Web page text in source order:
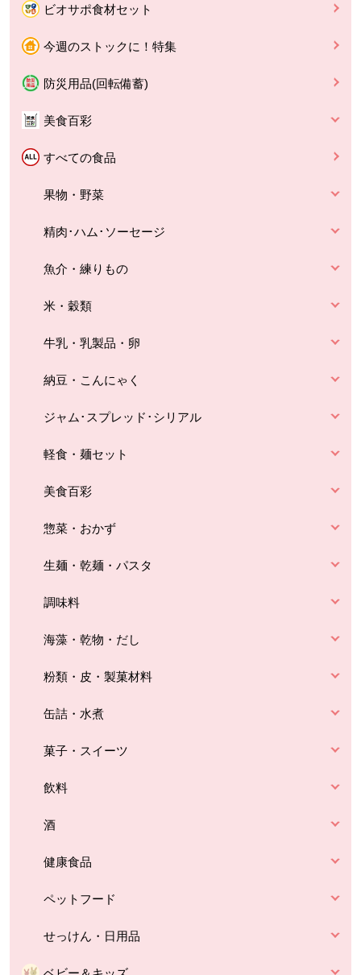
ビオサポ食材セット
今週のストックに！特集
防災用品(回転備蓄)
美食百彩
すべての食品
果物・野菜
精肉･ハム･ソーセージ
魚介・練りもの
米・穀類
牛乳・乳製品・卵
納豆・こんにゃく
ジャム･スプレッド･シリアル
軽食・麺セット
美食百彩
惣菜・おかず
生麺・乾麺・パスタ
調味料
海藻・乾物・だし
粉類・皮・製菓材料
缶詰・水煮
菓子・スイーツ
飲料
酒
健康食品
ペットフード
せっけん・日用品